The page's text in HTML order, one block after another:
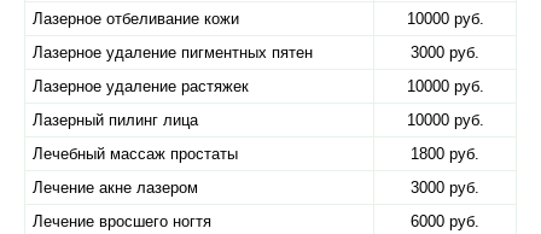
Лазерное отбеливание кожи
10000 руб.
Лазерное удаление пигментных пятен
3000 руб.
Лазерное удаление растяжек
10000 руб.
Лазерный пилинг лица
10000 руб.
Лечебный массаж простаты
1800 руб.
Лечение акне лазером
3000 руб.
Лечение вросшего ногтя
6000 руб.